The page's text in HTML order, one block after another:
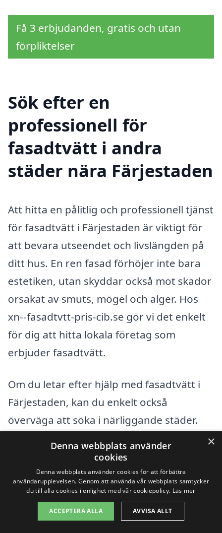
Få 3 erbjudanden, gratis och utan
förpliktelser
Sök efter en
professionell för
fasadtvätt i andra
städer nära Färjestaden
Att hitta en pålitlig och professionell tjänst
för fasadtvätt i Färjestaden är viktigt för
att bevara utseendet och livslängden på
ditt hus. En ren fasad förhöjer inte bara
estetiken, utan skyddar också mot skador
orsakat av smuts, mögel och alger. Hos
xn--fasadtvtt-pris-cib.se gör vi det enkelt
för dig att hitta lokala företag som
erbjuder fasadtvätt.
Om du letar efter hjälp med fasadtvätt i
Färjestaden, kan du enkelt också
överväga att söka i närliggande städer.
kvalificerade företag som erbjuder
fasadtvättstjänster:
Mörbylånga
×
Denna webbplats använder
cookies
Denna webbplats använder cookies för att förbättra
användarupplevelsen. Genom att använda vår webbplats samtycker
du till alla cookies i enlighet med vår cookiepolicy. Läs mer
ACCEPTERA ALLA AVVISA ALLT